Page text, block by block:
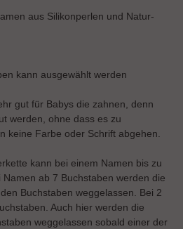
aus Silikonperlen und Natur-
kann ausgewählt werden
gut für Babys die zahnen, denn
werden, ohne dass es zu
keine Farbe oder Schrift abgehen.
kann bei einem Namen bis zu
ab 7 Buchstaben werden die
Buchstaben weggelassen. Bei 2
Auch hier werden die
weggelassen sobald einer der